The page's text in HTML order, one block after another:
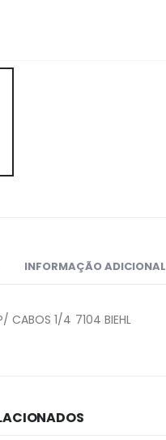
INFORMAÇÃO ADICIONAL
CABOS 1/4 7104 BIEHL